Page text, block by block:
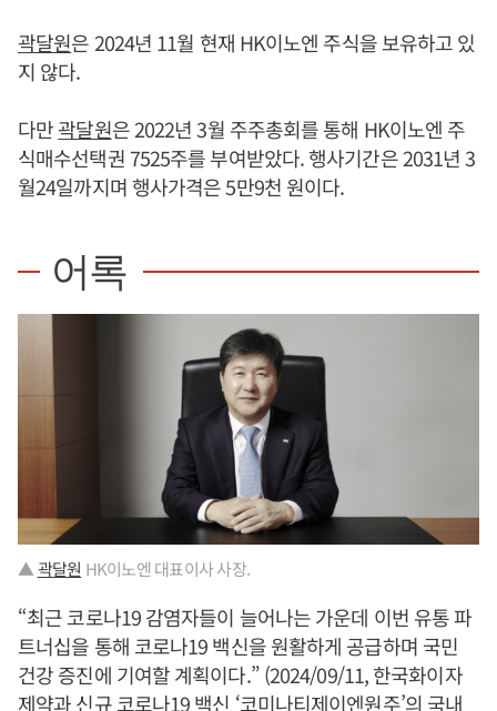
곽달원은 2024년 11월 현재 HK이노엔 주식을 보유하고 있
지 않다.
다만곽달원은 2022년 3월 주주총회를 통해 HK이노엔 주
식매수선택권 7525주를 부여받았다. 행사기간은 2031년 3
월24일까지며 행사가격은 5만9천 원이다.
어록
▲곽달원 HK이노엔 대표이사 사장.
“최근 코로나19 감염자들이 늘어나는 가운데 이번 유통 파
트너십을 통해 코로나19 백신을 원활하게 공급하며 국민
건강 증진에 기여할 계획이다.” (2024/09/11, 한국화이자
제약과 신규 코로나19 백신 ‘코미나티제이엔원주’의 국내